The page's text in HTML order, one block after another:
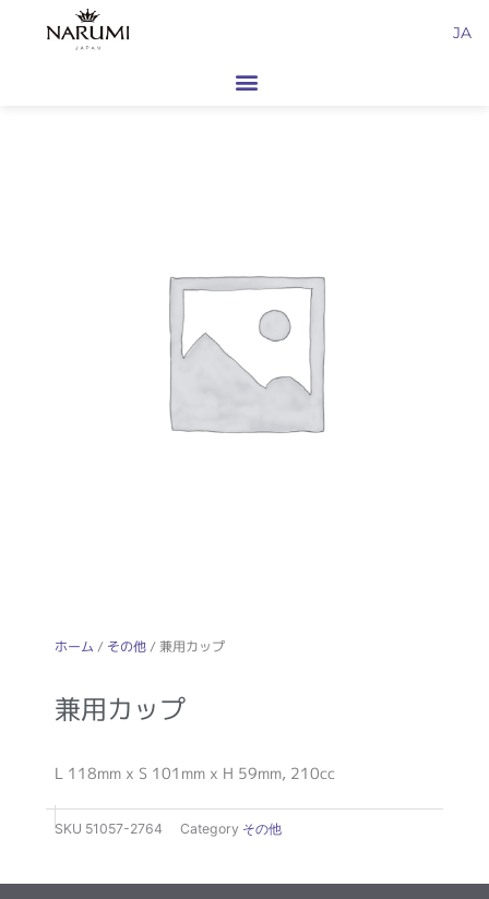
JA
ホーム / その他/ 兼用カップ
兼用カップ
L 118mm x S 101mm x H 59mm, 210cc
SKU 51057-2764 Category その他